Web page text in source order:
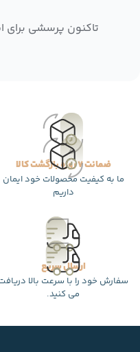
تاکنون پرسشی
ضمانت 7 روزه بازگشت کالا
ما به کیفیت محصولات خود ایمان
داریم
ارسال سریع
سفارش خود را با سرعت بالا
می کنید.